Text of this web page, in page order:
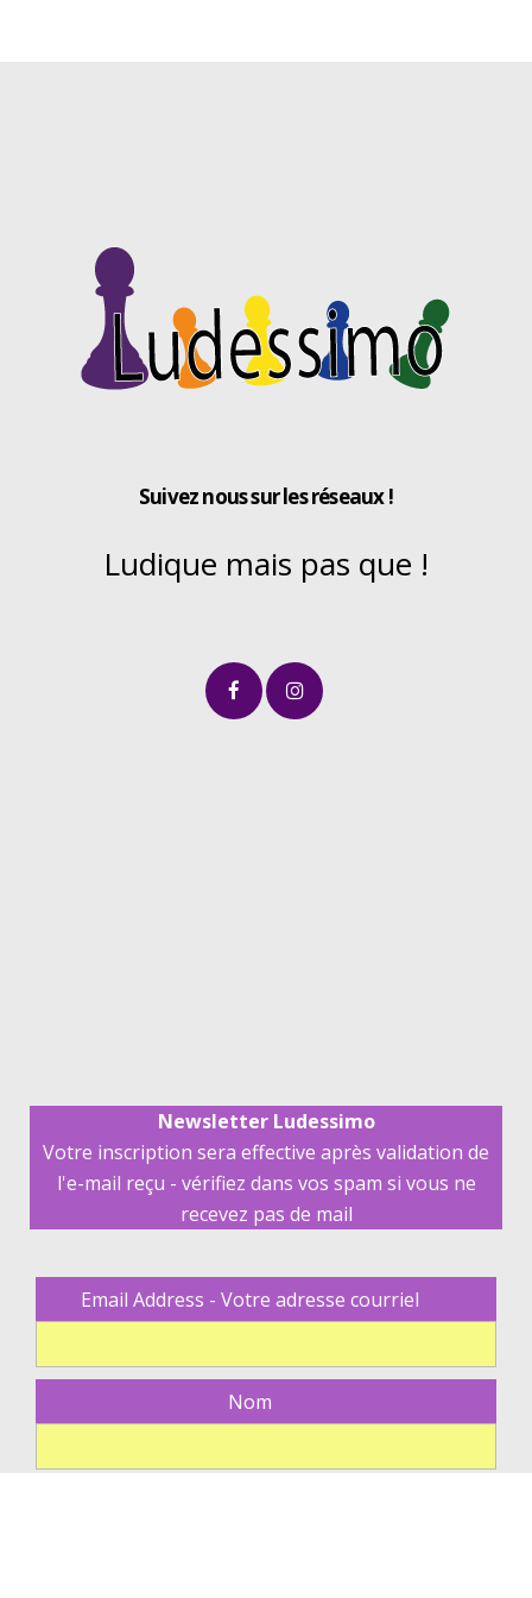
Suivez nous sur les réseaux !
Ludique mais pas que !
Newsletter Ludessimo
Votre inscription sera effective après validation de
l'e-mail reçu - vérifiez dans vos spam si vous ne
recevez pas de mail
Email Address - Votre adresse courriel
Nom